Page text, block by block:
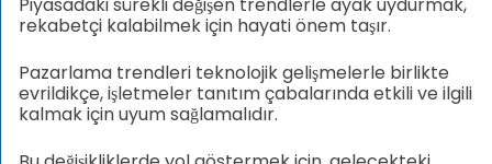
Piyasadaki sürekli değişen trendlerle ayak uydurmak,
rekabetçi kalabilmek için hayati önem taşır.
Pazarlama trendleri teknolojik gelişmelerle birlikte
evrildikçe, işletmeler tanıtım çabalarında etkili ve ilgili
kalmak için uyum sağlamalıdır.